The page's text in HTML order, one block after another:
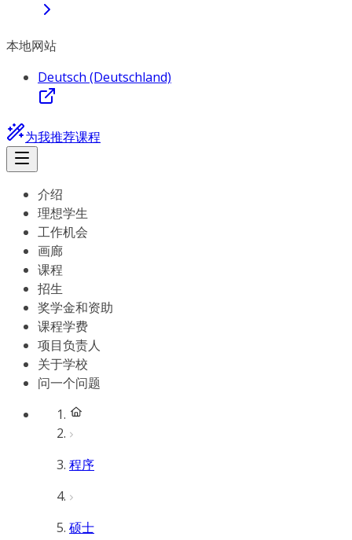
本地网站
Deutsch (Deutschland)
为我推荐课程
介绍
理想学生
工作机会
画廊
课程
招生
奖学金和资助
课程学费
项目负责人
关于学校
问一个问题
程序
硕士